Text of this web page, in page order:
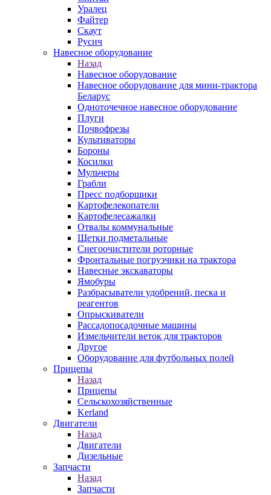
Уралец
Файтер
Скаут
Русич
Навесное оборудование
Назад
Навесное оборудование
Навесное оборудование для мини-трактора
Беларус
Одноточечное навесное оборудование
Плуги
Почвофрезы
Культиваторы
Бороны
Косилки
Мульчеры
Грабли
Пресс подборщики
Картофелекопатели
Картофелесажалки
Отвалы коммунальные
Щетки подметальные
Снегоочистители роторные
Фронтальные погрузчики на трактора
Навесные экскаваторы
Ямобуры
Разбрасыватели удобрений, песка и
реагентов
Опрыскиватели
Рассадопосадочные машины
Измельчители веток для тракторов
Другое
Оборудование для футбольных полей
Прицепы
Назад
Прицепы
Сельскохозяйственные
Kerland
Двигатели
Назад
Двигатели
Дизельные
Запчасти
Назад
Запчасти